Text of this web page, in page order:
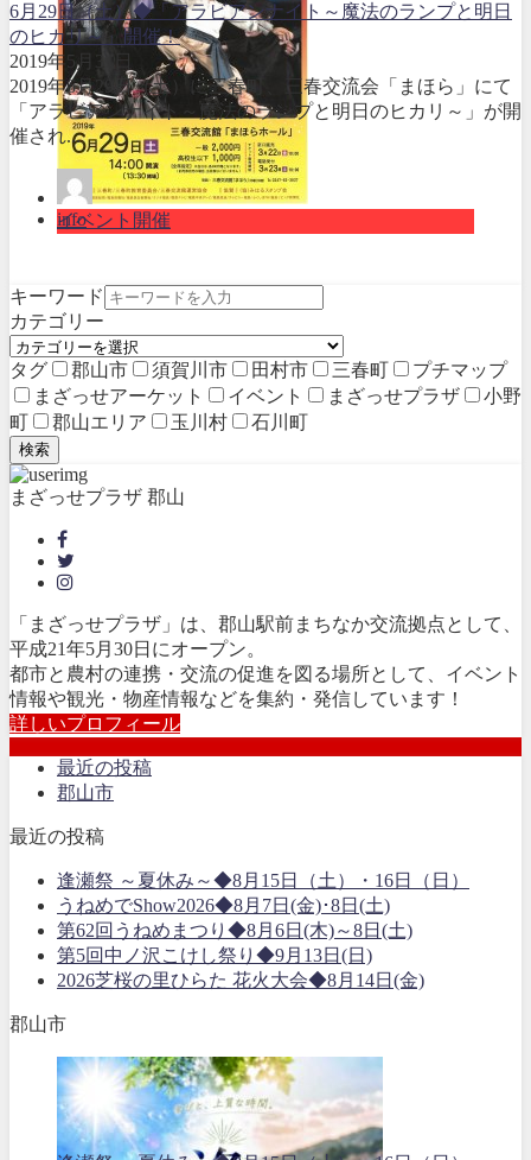
イベント開催
6月29日（土）◆「アラビアンナイト～魔法のランプと明日
のヒカリ～」開催！
2019年5月31日
2019年6月29日（土）に三春町、三春交流会「まほら」にて
「アラビアンナイト～魔法のランプと明日のヒカリ～」が開
催され...
info
キーワード
カテゴリー
タグ 郡山市 須賀川市 田村市 三春町
プチマップ
まざっせアーケット
イベント まざっせプラザ
小野
町
郡山エリア 玉川村 石川町
検索
まざっせプラザ 郡山
「まざっせプラザ」は、郡山駅前まちなか交流拠点として、
平成21年5月30日にオープン。
都市と農村の連携・交流の促進を図る場所として、イベント
情報や観光・物産情報などを集約・発信しています！
詳しいプロフィール
最近の投稿
郡山市
最近の投稿
逢瀬祭 ～夏休み～◆8月15日（土）・16日（日）
うねめでShow2026◆8月7日(金)･8日(土)
第62回うねめまつり◆8月6日(木)～8日(土)
第5回中ノ沢こけし祭り◆9月13日(日)
2026芝桜の里ひらた 花火大会◆8月14日(金)
郡山市